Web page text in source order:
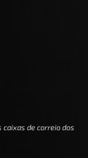
caixas de correio dos